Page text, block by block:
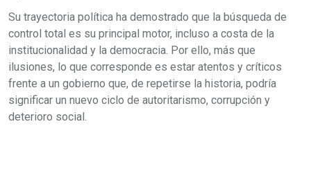
Su trayectoria política ha demostrado que la búsqueda de
control total es su principal motor, incluso a costa de la
institucionalidad y la democracia. Por ello, más que
ilusiones, lo que corresponde es estar atentos y críticos
frente a un gobierno que, de repetirse la historia, podría
significar un nuevo ciclo de autoritarismo, corrupción y
deterioro social.